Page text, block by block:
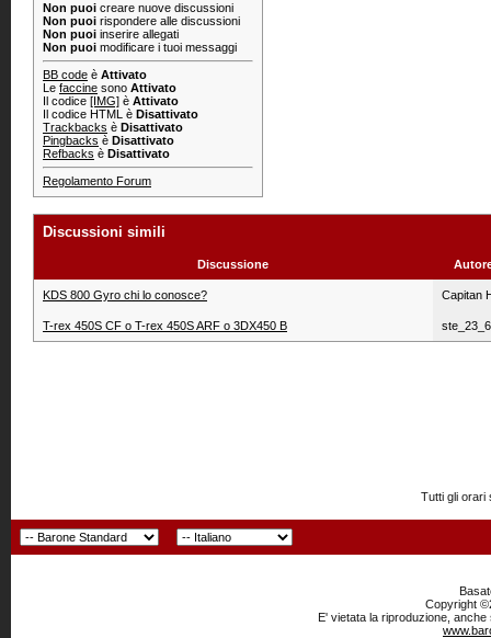
Non puoi creare nuove discussioni
Non puoi rispondere alle discussioni
Non puoi inserire allegati
Non puoi modificare i tuoi messaggi
BB code è Attivato
Le faccine sono Attivato
Il codice [IMG] è Attivato
Il codice HTML è Disattivato
Trackbacks è Disattivato
Pingbacks è Disattivato
Refbacks è Disattivato
Regolamento Forum
Discussioni simili
Discussione
KDS 800 Gyro chi lo conosce? Capitan
T-rex 450S CF o T-rex 450S ARF o 3DX450 B
Tutti gli orari
Copyright
E' vietata la riproduzione,